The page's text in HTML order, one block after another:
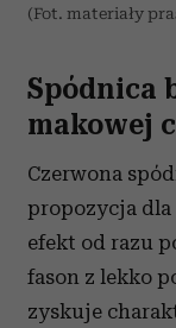
(Fot. materiały
Spódnica
makowej
Czerwona
propozycja
efekt od razu
fason z lekko
zyskuje